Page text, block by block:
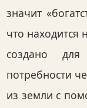
значит
что находится
создано
потребности
из земли с